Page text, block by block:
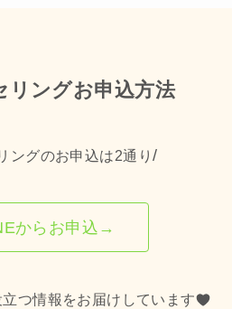
リングお申込方法
ングのお申込は2通り /
からお申込→
つ情報をお届けしています